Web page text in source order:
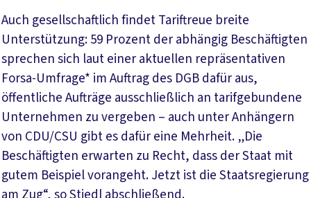
Auch gesellschaftlich findet Tariftreue breite
Unterstützung: 59 Prozent der abhängig Beschäftigten
sprechen sich laut einer aktuellen repräsentativen
Forsa-Umfrage* im Auftrag des DGB dafür aus,
öffentliche Aufträge ausschließlich an tarifgebundene
Unternehmen zu vergeben – auch unter Anhängern
von CDU/CSU gibt es dafür eine Mehrheit. „Die
Beschäftigten erwarten zu Recht, dass der Staat mit
gutem Beispiel vorangeht. Jetzt ist die Staatsregierung